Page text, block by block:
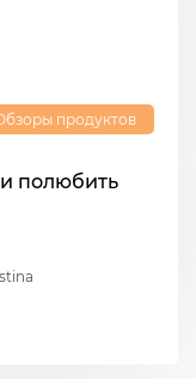
продуктов
полюбить